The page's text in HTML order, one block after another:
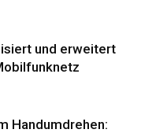
und erweitert
Handumdrehen: